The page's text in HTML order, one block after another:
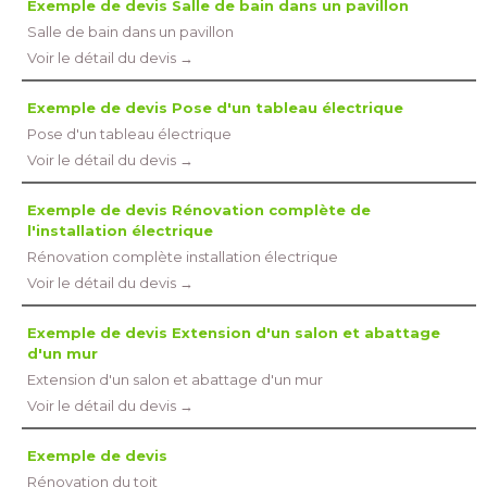
Exemple de devis Salle de bain dans un pavillon
Salle de bain dans un pavillon
Voir le détail du devis →
Exemple de devis Pose d'un tableau électrique
Pose d'un tableau électrique
Voir le détail du devis →
Exemple de devis Rénovation complète de
l'installation électrique
Rénovation complète installation électrique
Voir le détail du devis →
Exemple de devis Extension d'un salon et abattage
d'un mur
Extension d'un salon et abattage d'un mur
Voir le détail du devis →
Exemple de devis
Rénovation du toit